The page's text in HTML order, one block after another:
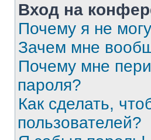
Вход на
Почему я не
Зачем мне
Почему мне
пароля?
Как сделать,
пользователей?